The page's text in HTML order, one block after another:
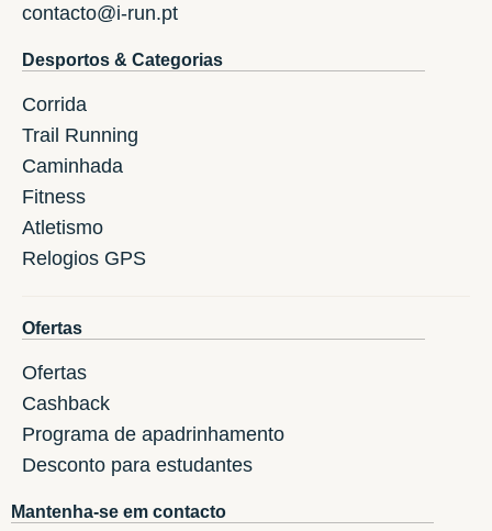
contacto@i-run.pt
Desportos & Categorias
Corrida
Trail Running
Caminhada
Fitness
Atletismo
Relogios GPS
Ofertas
Ofertas
Cashback
Programa de apadrinhamento
Desconto para estudantes
Mantenha-se em contacto